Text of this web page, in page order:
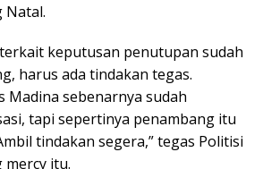
Natal.
keputusan penutupan sudah
harus ada tindakan tegas.
Madina sebenarnya sudah
tapi sepertinya penambang itu
tindakan segera,” tegas Politisi
mercy itu.